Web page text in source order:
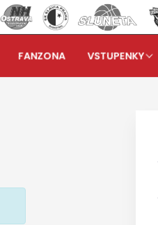
FANZONA
VSTUPENKY